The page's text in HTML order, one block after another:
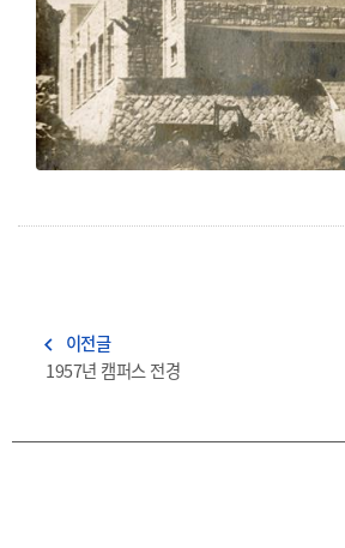
navigate_before 이전글
1957년 캠퍼스 전경